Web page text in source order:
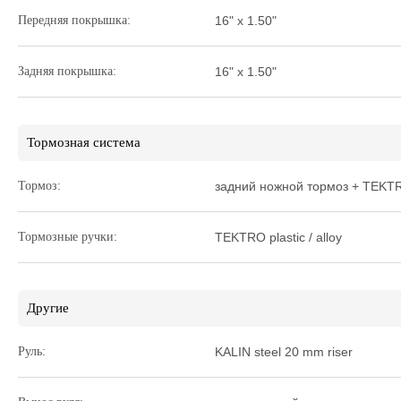
Передняя покрышка: 16" x 1.50"
Задняя покрышка: 16" x 1.50"
Тормозная система
Тормоз: задний ножной тормоз +
Тормозные ручки: TEKTRO plastic / alloy
Другие
Руль: KALIN steel 20 mm riser